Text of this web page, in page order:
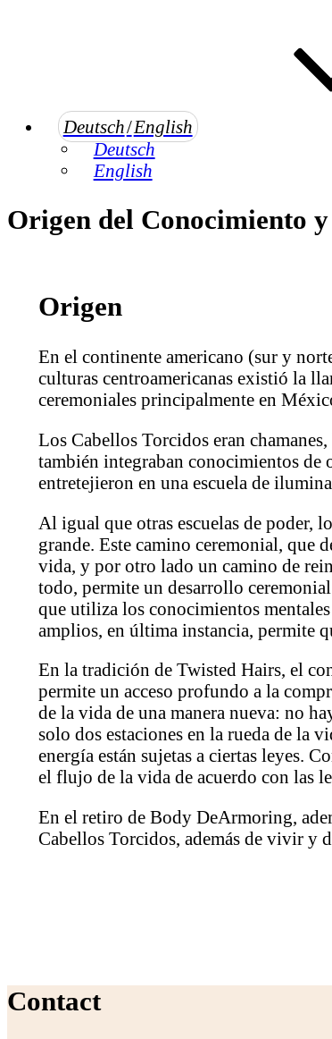
Deutsch/English
Deutsch
English
Origen del Conocimiento
Origen
En el continente americano (sur y
culturas centroamericanas existió la
ceremoniales principalmente en
Los Cabellos Torcidos eran
también integraban conocimientos de
entretejieron en una escuela de
Al igual que otras escuelas de poder,
grande. Este camino ceremonial, que
vida, y por otro lado un camino de
todo, permite un desarrollo
que utiliza los conocimientos
amplios, en última instancia, permite
En la tradición de Twisted Hairs, el
permite un acceso profundo a la
de la vida de una manera nueva: no
solo dos estaciones en la rueda de la
energía están sujetas a ciertas leyes.
el flujo de la vida de acuerdo con las
En el retiro de Body DeArmoring,
Cabellos Torcidos, además de vivir y
Contact